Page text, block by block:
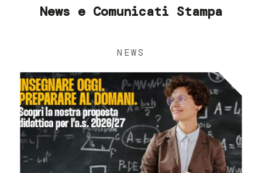
News e Comunicati Stampa
NEWS